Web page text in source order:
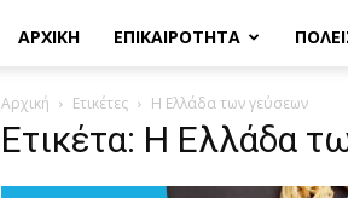
ΑΡΧΙΚΗ ΕΠΙΚΑΙΡΟΤΗΤΑ
Αρχική Ετικέτες Η Ελλάδα των γεύσεων
Ετικέτα: Η Ελλάδα